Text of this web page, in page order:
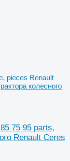
pieces Renault
колесного
75 95 parts,
Renault Ceres